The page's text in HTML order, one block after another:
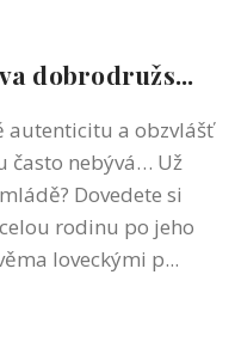
dobrodružs...
autenticitu a obzvlášť
často nebývá… Už
Dovedete si
rodinu po jeho
loveckými p...